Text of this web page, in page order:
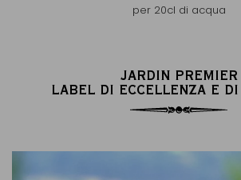
per 20cl di acqua
JARDIN PREMIER
LABEL DI ECCELLENZA E